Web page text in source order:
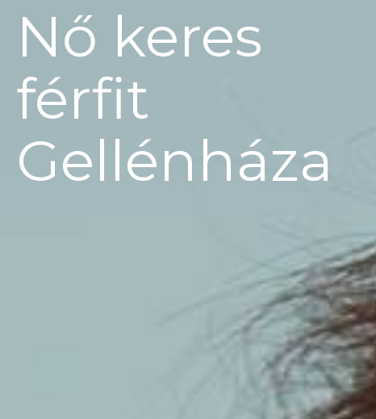
Nő keres
férfit
Gellénháza